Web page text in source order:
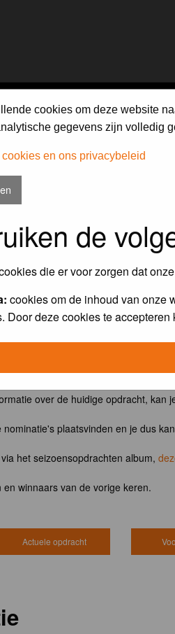
cookies om deze website
gegevens zijn volledig
en ons privacybeleid
de
die er voor zorgen dat
cookies om de inhoud van onze
Door deze cookies te
'lentekriebels'
is een competitie voor en door de
wordt bepaald door de winnaar
Birdpix kunnen onderdeze
'lentekriebels' ontvangt het boek
over de huidige opdracht, kan
plaatsvinden en je dus
het seizoensopdrachten album,
winnaars van de vorige keren.
Actuele opdracht